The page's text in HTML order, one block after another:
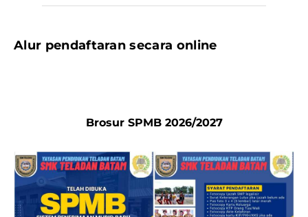
Alur pendaftaran secara online
Brosur SPMB 2026/2027